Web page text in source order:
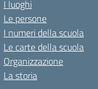
I luoghi
Le persone
I numeri della scuola
Le carte della scuola
Organizzazione
La storia